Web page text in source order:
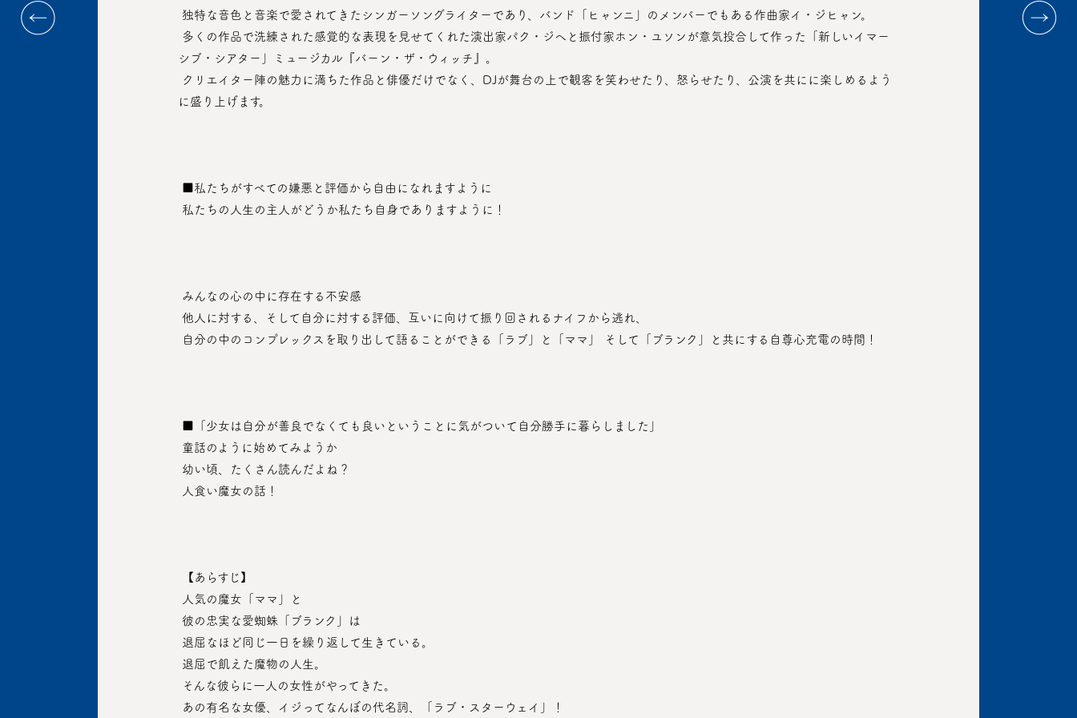
独特な音色と音楽で愛されてきたシンガーソングライターであり、バンド「ヒャンニ」のメンバーでもある作曲家イ・ジヒャン。
シブ・シアター」ミュージカル『バーン・ザ・ウィッチ』。
に盛り上げます。
■私たちがすべての嫌悪と評価から自由になれますように
私たちの人生の主人がどうか私たち自身でありますように！
みんなの心の中に存在する不安感
他人に対する、そして自分に対する評価、互いに向けて振り回されるナイフから逃れ、
自分の中のコンプレックスを取り出して語ることができる「ラブ」と「ママ」 そして「ブランク」と共にする自尊心充電の時間！
■「少女は自分が善良でなくても良いということに気がついて自分勝手に暮らしました」
童話のように始めてみようか
幼い頃、たくさん読んだよね？
人食い魔女の話！
【あらすじ】
人気の魔女「ママ」と
彼の忠実な愛蜘蛛「ブランク」は
退屈なほど同じ一日を繰り返して生きている。
退屈で飢えた魔物の人生。
そんな彼らに一人の女性がやってきた。
あの有名な女優、イジってなんぼの代名詞、「ラブ・スターウェイ」！